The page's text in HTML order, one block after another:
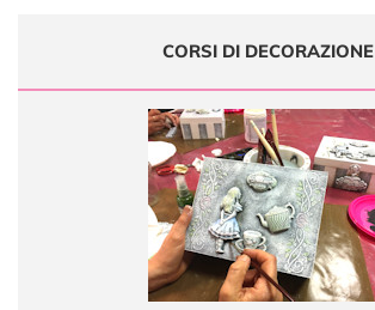
CORSI DI DECORAZIONE